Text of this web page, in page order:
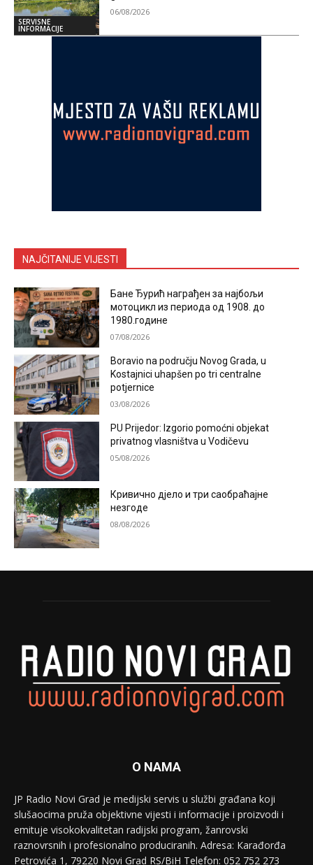
SERVISNE
INFORMACIJE
06/08/2026
NAJČITANIJE VIJESTI
Бане Ђурић награђен за најбољи
мотоцикл из периода од 1908. до
1980.године
07/08/2026
Boravio na području Novog Grada, u
Kostajnici uhapšen po tri centralne
potjernice
03/08/2026
PU Prijedor: Izgorio pomoćni objekat
privatnog vlasništva u Vodičevu
05/08/2026
Кривично дјело и три саобраћајне
незгоде
08/08/2026
O NAMA
JP Radio Novi Grad je medijski servis u službi građana koji
slušaocima pruža objektivne vijesti i informacije i proizvodi i
emituje visokokvalitetan radijski program, žanrovski
raznovrsnih i profesionalno produciranih. Adresa: Кarađorđa
Petrovića 1, 79220 Novi Grad RS/BiH Telefon: 052 752 273